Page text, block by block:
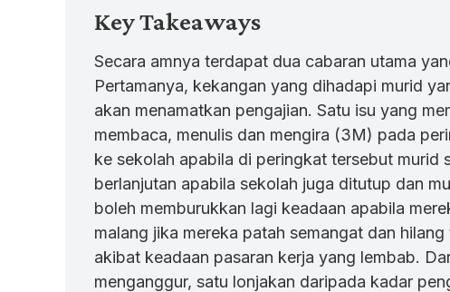
Key Takeaways
Secara amnya terdapat dua cabaran utama
Pertamanya, kekangan yang dihadapi murid
akan menamatkan pengajian. Satu isu yang
membaca, menulis dan mengira (3M) pada
ke sekolah apabila di peringkat tersebut murid
berlanjutan apabila sekolah juga ditutup dan
boleh memburukkan lagi keadaan apabila
malang jika mereka patah semangat dan
akibat keadaan pasaran kerja yang lembab.
menganggur, satu lonjakan daripada kadar